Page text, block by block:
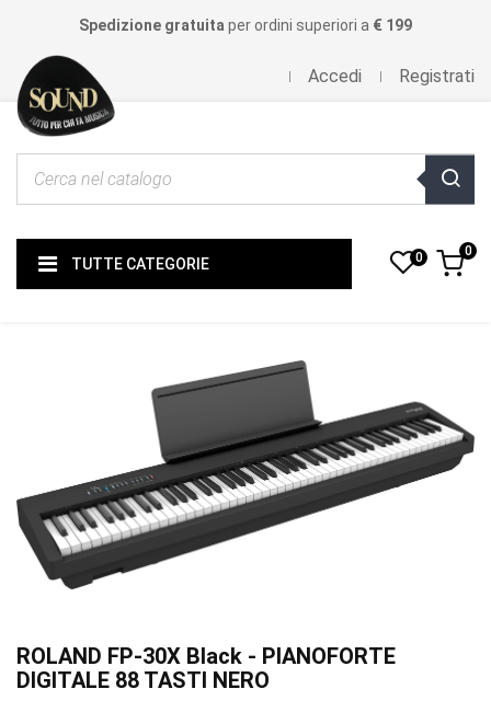
Spedizione gratuita per ordini superiori a € 199
Accedi Registrati
TUTTE CATEGORIE 0 0
ROLAND FP-30X Black - PIANOFORTE
DIGITALE 88 TASTI NERO